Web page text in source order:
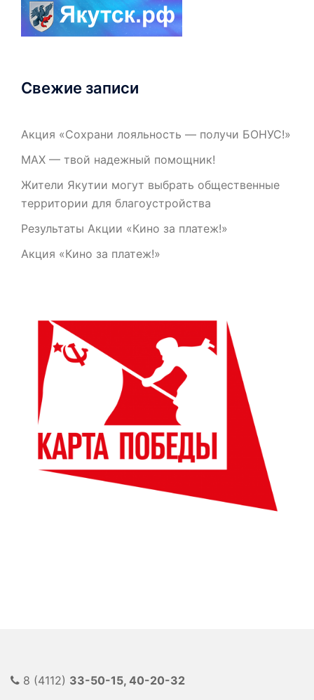
Свежие записи
Акция «Сохрани лояльность — получи БОНУС!»
МАХ — твой надежный помощник!
Жители Якутии могут выбрать общественные
территории для благоустройства
Результаты Акции «Кино за платеж!»
Акция «Кино за платеж!»
8 (4112) 33-50-15, 40-20-32